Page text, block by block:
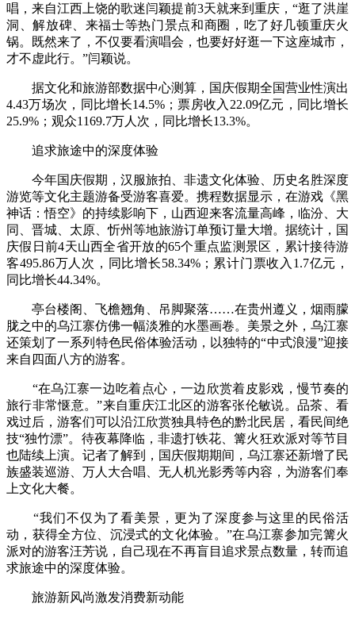
唱，来自江西上饶的歌迷闫颖提前3天就来到重庆，“逛了洪崖
洞、解放碑、来福士等热门景点和商圈，吃了好几顿重庆火
锅。既然来了，不仅要看演唱会，也要好好逛一下这座城市，
才不虚此行。”闫颖说。
据文化和旅游部数据中心测算，国庆假期全国营业性演出
4.43万场次，同比增长14.5%；票房收入22.09亿元，同比增长
25.9%；观众1169.7万人次，同比增长13.3%。
追求旅途中的深度体验
今年国庆假期，汉服旅拍、非遗文化体验、历史名胜深度
游览等文化主题游备受游客喜爱。携程数据显示，在游戏《黑
神话：悟空》的持续影响下，山西迎来客流量高峰，临汾、大
同、晋城、太原、忻州等地旅游订单预订量大增。据统计，国
庆假日前4天山西全省开放的65个重点监测景区，累计接待游
客495.86万人次，同比增长58.34%；累计门票收入1.7亿元，
同比增长44.34%。
亭台楼阁、飞檐翘角、吊脚聚落……在贵州遵义，烟雨朦
胧之中的乌江寨仿佛一幅淡雅的水墨画卷。美景之外，乌江寨
还策划了一系列特色民俗体验活动，以独特的“中式浪漫”迎接
来自四面八方的游客。
“在乌江寨一边吃着点心，一边欣赏着皮影戏，慢节奏的
旅行非常惬意。”来自重庆江北区的游客张伦敏说。品茶、看
戏过后，游客们可以沿江欣赏独具特色的黔北民居，看民间绝
技“独竹漂”。待夜幕降临，非遗打铁花、篝火狂欢派对等节目
也陆续上演。记者了解到，国庆假期期间，乌江寨还新增了民
族盛装巡游、万人大合唱、无人机光影秀等内容，为游客们奉
上文化大餐。
“我们不仅为了看美景，更为了深度参与这里的民俗活
动，获得全方位、沉浸式的文化体验。”在乌江寨参加完篝火
派对的游客汪芳说，自己现在不再盲目追求景点数量，转而追
求旅途中的深度体验。
旅游新风尚激发消费新动能